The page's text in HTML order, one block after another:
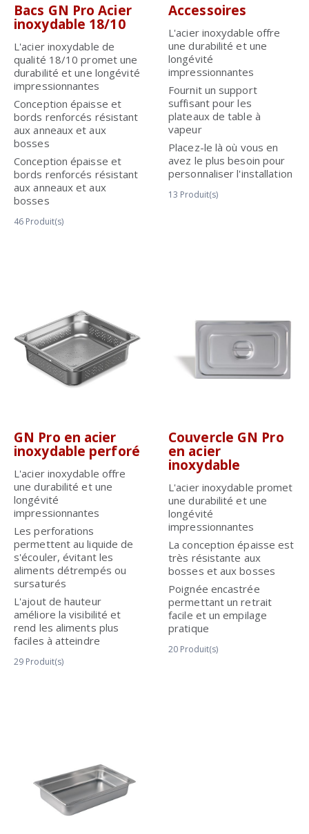
Bacs GN Pro Acier
inoxydable 18/10
L'acier inoxydable de
qualité 18/10 promet une
durabilité et une longévité
impressionnantes
Conception épaisse et
bords renforcés résistant
aux anneaux et aux
bosses
Conception épaisse et
bords renforcés résistant
aux anneaux et aux
bosses
46 Produit(s)
Accessoires
L'acier inoxydable offre
une durabilité et une
longévité
impressionnantes
Fournit un support
suffisant pour les
plateaux de table à
vapeur
Placez-le là où vous en
avez le plus besoin pour
personnaliser l'installation
13 Produit(s)
GN Pro en acier
inoxydable perforé
L'acier inoxydable offre
une durabilité et une
longévité
impressionnantes
Les perforations
permettent au liquide de
s'écouler, évitant les
aliments détrempés ou
sursaturés
L'ajout de hauteur
améliore la visibilité et
rend les aliments plus
faciles à atteindre
29 Produit(s)
Couvercle GN Pro
en acier
inoxydable
L'acier inoxydable promet
une durabilité et une
longévité
impressionnantes
La conception épaisse est
très résistante aux
bosses et aux bosses
Poignée encastrée
permettant un retrait
facile et un empilage
pratique
20 Produit(s)